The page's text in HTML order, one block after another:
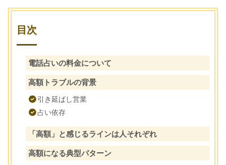
目次
電話占いの料金について
高額トラブルの背景
引き延ばし営業
占い依存
「高額」と感じるラインは人それぞれ
高額になる典型パターン